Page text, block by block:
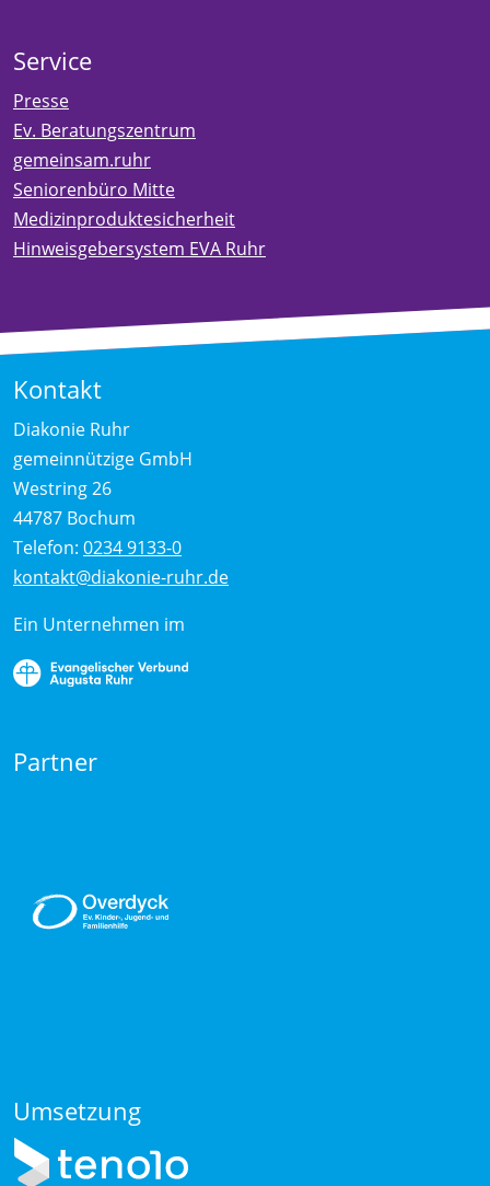
Service
Presse
Ev. Beratungszentrum
gemeinsam.ruhr
Seniorenbüro Mitte
Medizinproduktesicherheit
Hinweisgebersystem EVA Ruhr
Kontakt
Diakonie Ruhr
gemeinnützige GmbH
Westring 26
44787 Bochum
Telefon: 0234 9133-0
kontakt@diakonie-ruhr.de
Ein Unternehmen im
Partner
Umsetzung